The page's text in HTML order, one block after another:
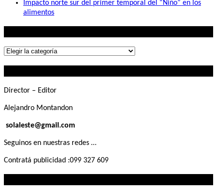
Impacto norte sur del primer temporal del “Niño” en los
alimentos
Lo
Director – Editor
Alejandro Montandon
solaleste@gmail.com
Seguinos en nuestras redes …
Contratá publicidad :099 327 609